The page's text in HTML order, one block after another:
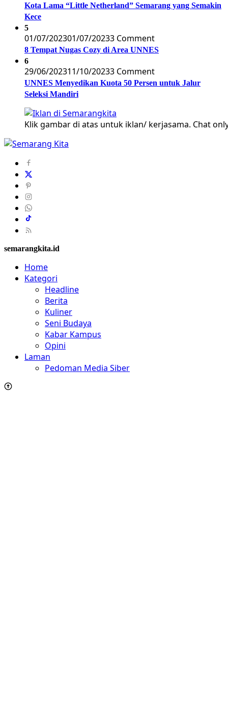
Kota Lama “Little Netherland” Semarang yang Semakin
Kece
5
01/07/202301/07/20233 Comment
8 Tempat Nugas Cozy di Area UNNES
6
29/06/202311/10/20233 Comment
UNNES Menyedikan Kuota 50 Persen untuk Jalur
Seleksi Mandiri
Klik gambar di atas untuk iklan/ kerjasama. Chat
semarangkita.id
Home
Kategori
Headline
Berita
Kuliner
Seni Budaya
Kabar Kampus
Opini
Laman
Pedoman Media Siber